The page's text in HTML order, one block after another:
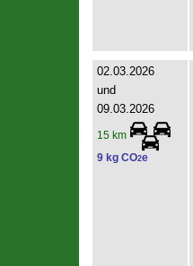
02.03.2026
und
09.03.2026
15 km
9 kg CO2e